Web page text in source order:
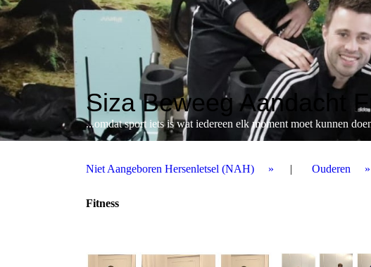
Siza Beweeg Aandacht
...omdat sport iets is wat iedereen elk moment moet kunnen
Niet Aangeboren Hersenletsel (NAH) Ouderen
Fitness